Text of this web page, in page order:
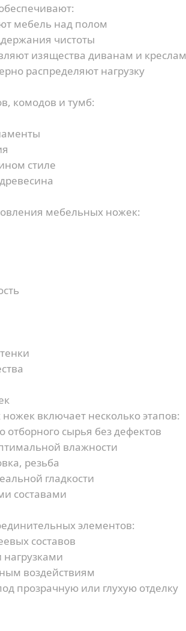
мебель над полом
чистоты
изящества диванам и креслам
распределяют нагрузку
комодов и тумб:
стиле
мебельных ножек:
включает несколько этапов:
отборного сырья без дефектов
влажности
резьба
гладкости
составами
элементов:
составов
воздействиям
прозрачную или глухую отделку